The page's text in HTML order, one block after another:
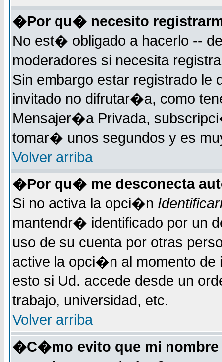
�Por qu� necesito
No est� obligado a hacerlo --
moderadores si necesita
Sin embargo estar registrado le
invitado no difrutar�a, como
Mensajer�a Privada,
tomar� unos segundos y es
Volver arriba
�Por qu� me desconecta
Si no activa la opci�n
mantendr� identificado por un
uso de su cuenta por otras
active la opci�n al momento de
esto si Ud. accede desde un
trabajo, universidad, etc.
Volver arriba
�C�mo evito que mi nombre